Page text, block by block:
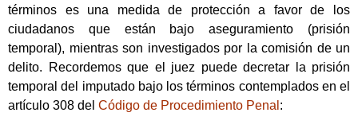
términos es una medida de protección a favor de los
ciudadanos que están bajo aseguramiento (prisión
temporal), mientras son investigados por la comisión de un
delito. Recordemos que el juez puede decretar la prisión
temporal del imputado bajo los términos contemplados en el
artículo 308 del Código de Procedimiento Penal :